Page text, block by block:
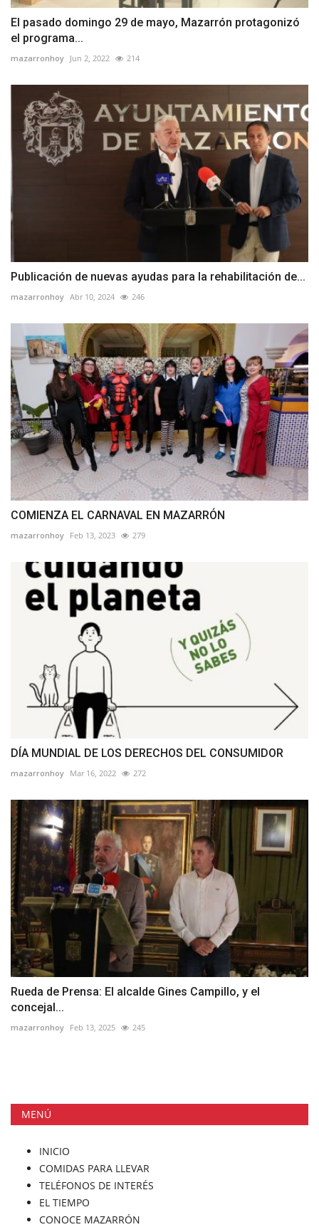
El pasado domingo 29 de mayo, Mazarrón protagonizó
el programa...
mazarronhoy Jun 2, 2022 214
Publicación de nuevas ayudas para la rehabilitación de...
mazarronhoy Abr 10, 2024 246
COMIENZA EL CARNAVAL EN MAZARRÓN
mazarronhoy Feb 13, 2023 279
DÍA MUNDIAL DE LOS DERECHOS DEL CONSUMIDOR
mazarronhoy Mar 16, 2022 272
Rueda de Prensa: El alcalde Gines Campillo, y el
concejal...
mazarronhoy Feb 13, 2025 245
MENÚ
INICIO
COMIDAS PARA LLEVAR
TELÉFONOS DE INTERÉS
EL TIEMPO
CONOCE MAZARRÓN